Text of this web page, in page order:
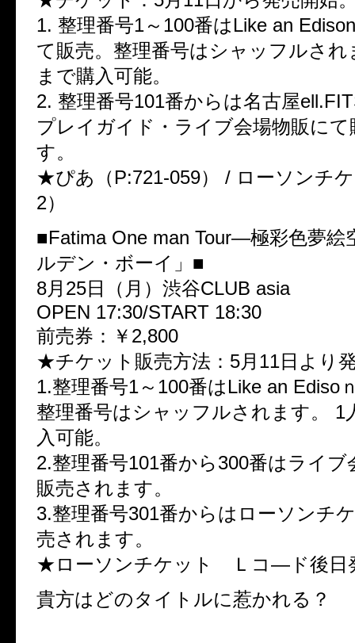
1. 整理番号1～100番はLike an
て販売。整理番号はシャッフルされ
まで購入可能。
2. 整理番号101番からは名古屋
プレイガイド・ライブ会場物販に
す。
★ぴあ（P:721-059） / ローソンチ
2）
■Fatima One man Tour―極彩色夢
ルデン・ボーイ」■
8月25日（月）渋谷CLUB asia
OPEN 17:30/START 18:30
前売券：￥2,800
★チケット販売方法：5月11日より
1.整理番号1～100番はLike an Ediso
整理番号はシャッフルされます。 1
入可能。
2.整理番号101番から300番はライブ
販売されます。
3.整理番号301番からはローソンチ
売されます。
★ローソンチケット Ｌコ―ド後日
貴方はどのタイトルに惹かれる？